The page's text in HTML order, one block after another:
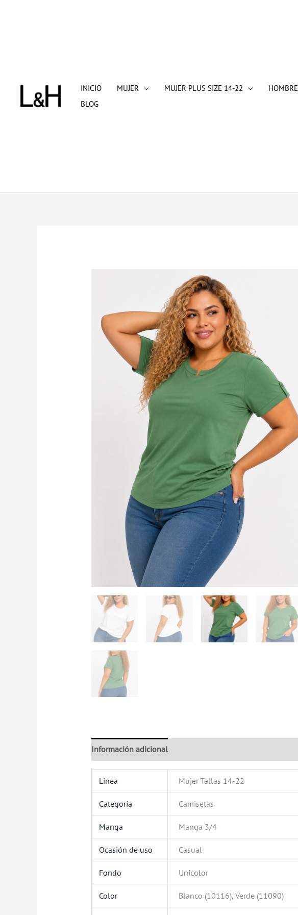
INICIO MUJER MUJER PLUS SIZE 14-22 HOMBRE
BLOG
Información adicional
Linea Mujer Tallas 14-22
Categoría Camisetas
Manga Manga 3/4
Ocasión de uso Casual
Fondo Unicolor
Color Blanco (10116), Verde (11090)